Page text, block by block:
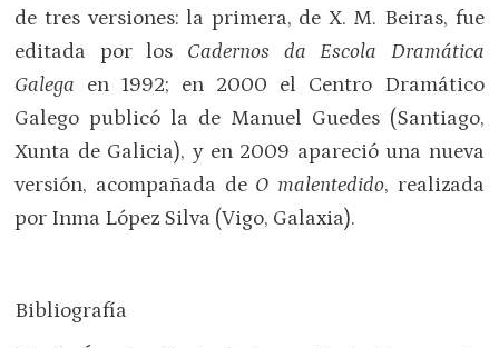
de tres versiones: la primera, de X. M. Beiras, fue
editada por los Cadernos da Escola Dramática
Galega en 1992; en 2000 el Centro Dramático
Galego publicó la de Manuel Guedes (Santiago,
Xunta de Galicia), y en 2009 apareció una nueva
versión, acompañada de O malentedido, realizada
por Inma López Silva (Vigo, Galaxia).
Bibliografía